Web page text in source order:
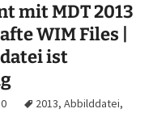
mit MDT 2013
WIM Files |
ist
2013, Abbilddatei,